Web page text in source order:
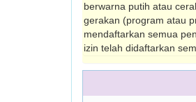
berwarna putih atau
gerakan (program atau
mendaftarkan semua
izin telah didaftarkan